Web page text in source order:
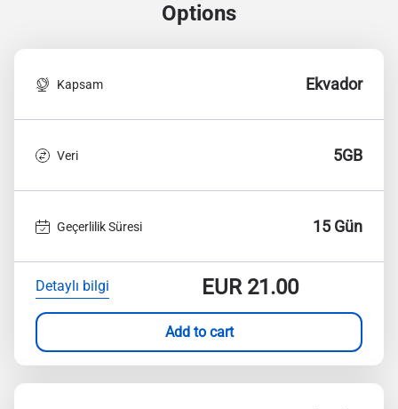
Options
Kapsam Ekvador
Veri 5GB
Geçerlilik Süresi 15 Gün
Detaylı bilgi EUR21.00
Add to cart